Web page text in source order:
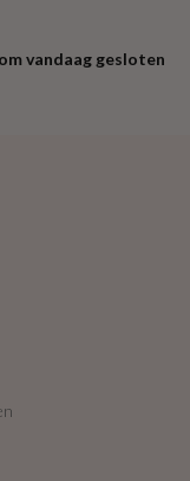
vandaag gesloten